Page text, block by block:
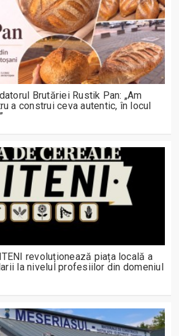
Brutăriei Rustik Pan: „Am
a construi ceva autentic, în locul
revoluționează piața locală a
la nivelul profesiilor din domeniul